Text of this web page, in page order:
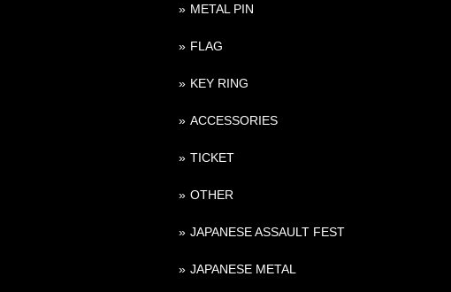
METAL PIN
FLAG
KEY RING
ACCESSORIES
TICKET
OTHER
JAPANESE ASSAULT FEST
JAPANESE METAL